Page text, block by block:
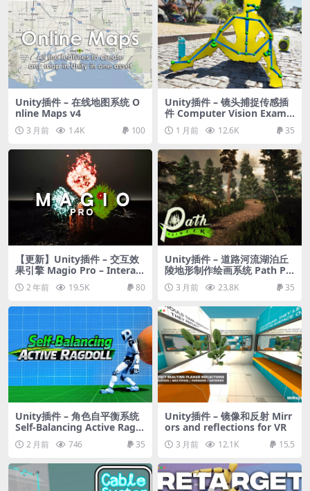
Unity插件 – 在线地图系统 O
nline Maps v4
3 月前 1.4K 100
Unity插件 – 镜头捕捉传感插
件 Computer Vision Examp
les for Unity
1 月前 12.6K 35
【更新】Unity插件 – 交互效
果引擎 Magio Pro – Interact
ive Effect Engine – URP/HD
RP2 年前 19.5K 80
Unity插件 – 道路河流湖泊丘
陵地形制作绘画系统 Path Pai
nter II
3 月前 23.8K 35
Unity插件 – 角色自平衡系统
Self-Balancing Active Ragd
oll 2 月前 746 35
Unity插件 – 镜像和反射 Mirr
ors and reflections for VR
3 月前 12.1K 15.5